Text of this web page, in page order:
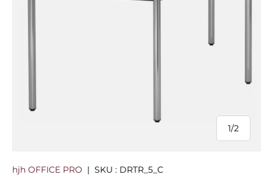
1/
de
2
hjh OFFICE PRO | SKU : DRTR_5_C